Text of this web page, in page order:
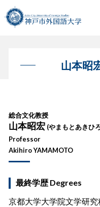
山本昭
総合文化教授
山本昭宏 (やまもとあきひ
Professor
Akihiro YAMAMOTO
最終学歴 Degrees
京都大学大学院文学研